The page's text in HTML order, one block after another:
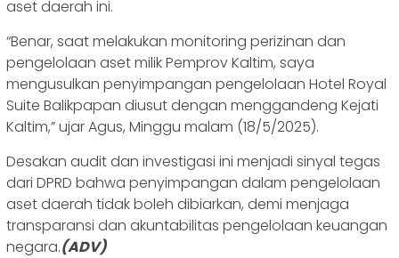
aset daerah ini.
“Benar, saat melakukan monitoring perizinan dan
pengelolaan aset milik Pemprov Kaltim, saya
mengusulkan penyimpangan pengelolaan Hotel Royal
Suite Balikpapan diusut dengan menggandeng Kejati
Kaltim,” ujar Agus, Minggu malam (18/5/2025).
Desakan audit dan investigasi ini menjadi sinyal tegas
dari DPRD bahwa penyimpangan dalam pengelolaan
aset daerah tidak boleh dibiarkan, demi menjaga
transparansi dan akuntabilitas pengelolaan keuangan
negara.(ADV)